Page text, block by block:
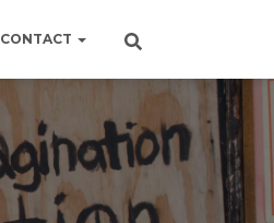
CONTACT